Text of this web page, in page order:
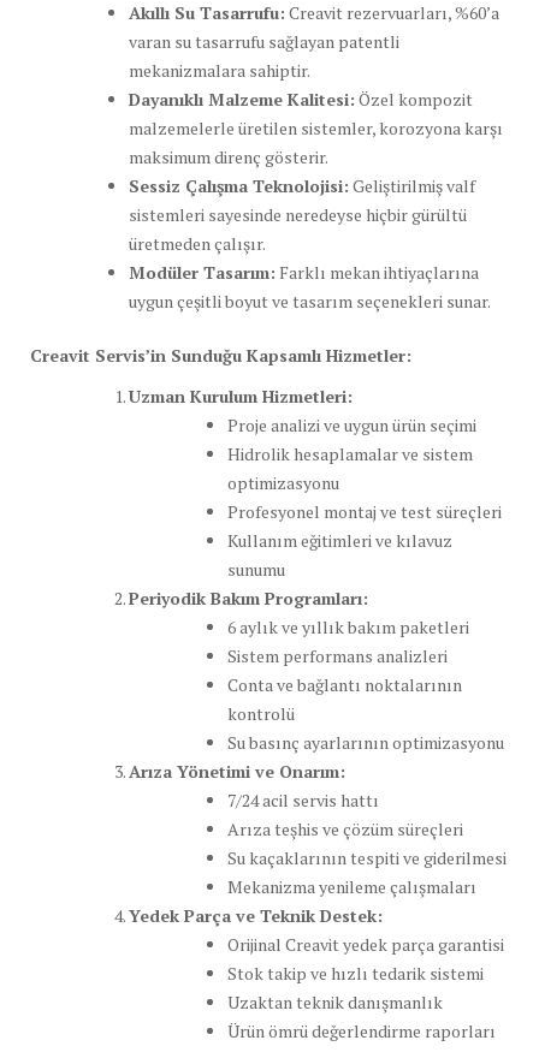
Akıllı Su Tasarrufu: Creavit rezervuarları, %60’a
varan su tasarrufu sağlayan patentli
mekanizmalara sahiptir.
Dayanıklı Malzeme Kalitesi: Özel kompozit
malzemelerle üretilen sistemler, korozyona karşı
maksimum direnç gösterir.
Sessiz Çalışma Teknolojisi: Geliştirilmiş valf
sistemleri sayesinde neredeyse hiçbir gürültü
üretmeden çalışır.
Modüler Tasarım: Farklı mekan ihtiyaçlarına
uygun çeşitli boyut ve tasarım seçenekleri sunar.
Creavit Servis’in Sunduğu Kapsamlı Hizmetler:
Uzman Kurulum Hizmetleri:
Proje analizi ve uygun ürün seçimi
Hidrolik hesaplamalar ve sistem
optimizasyonu
Profesyonel montaj ve test süreçleri
Kullanım eğitimleri ve kılavuz
sunumu
Periyodik Bakım Programları:
6 aylık ve yıllık bakım paketleri
Sistem performans analizleri
Conta ve bağlantı noktalarının
kontrolü
Su basınç ayarlarının optimizasyonu
Arıza Yönetimi ve Onarım:
7/24 acil servis hattı
Arıza teşhis ve çözüm süreçleri
Su kaçaklarının tespiti ve giderilmesi
Mekanizma yenileme çalışmaları
Yedek Parça ve Teknik Destek:
Orijinal Creavit yedek parça garantisi
Stok takip ve hızlı tedarik sistemi
Uzaktan teknik danışmanlık
Ürün ömrü değerlendirme raporları